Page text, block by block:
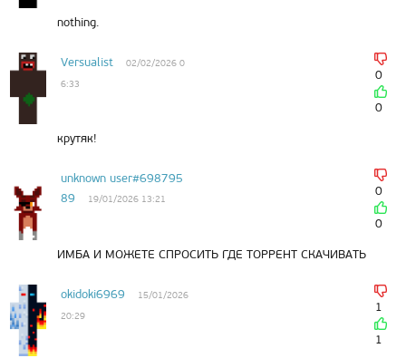
nothing.
Versualist
02/02/2026 0
6:33
0
0
крутяк!
unknown user#698795
89
19/01/2026 13:21
0
0
ИМБА И МОЖЕТЕ СПРОСИТЬ ГДЕ ТОРРЕНТ СКАЧИВАТЬ
okidoki6969
15/01/2026
20:29
1
1